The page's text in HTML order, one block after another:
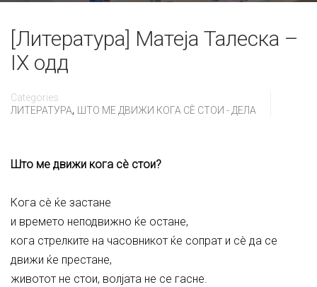
[Литература] Матеја Талеска –
IX одд
Categories
ЛИТЕРАТУРА, ШТО МЕ ДВИЖИ КОГА СÈ СТОИ - ДЕЛА
Што ме движи кога сè стои?
Кога сè ќе застане
и времето неподвижно ќе остане,
кога стрелките на часовникот ќе сопрат и сè да се
движи ќе престане,
животот не стои, волјата не се гасне.